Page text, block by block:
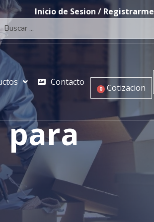
Inicio de Sesion / Registrarme
Contacto
0 Cotizacion
para